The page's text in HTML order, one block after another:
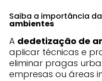
Saiba a importância da
ambientes
A dedetização de
aplicar técnicas e
eliminar pragas
empresas ou áreas